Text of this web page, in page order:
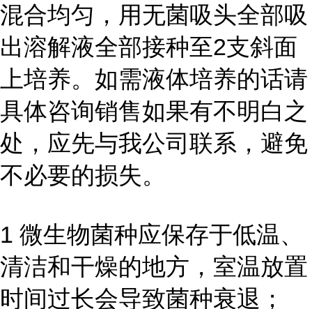
混合均匀，用无菌吸头全部吸
出溶解液全部接种至2支斜面
上培养。如需液体培养的话请
具体咨询销售如果有不明白之
处，应先与我公司联系，避免
不必要的损失。
1 微生物菌种应保存于低温、
清洁和干燥的地方，室温放置
时间过长会导致菌种衰退；